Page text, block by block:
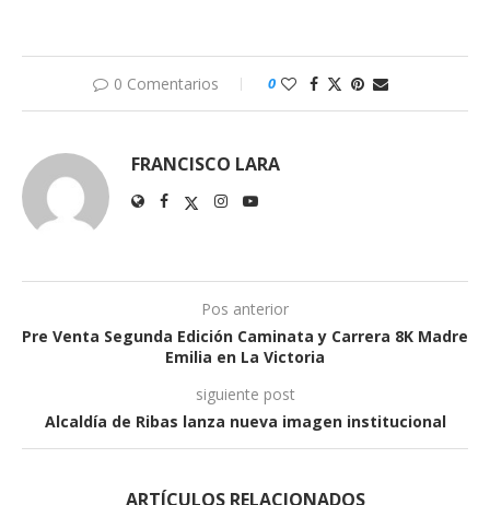
0 Comentarios 0
FRANCISCO LARA
Pos anterior
Pre Venta Segunda Edición Caminata y Carrera 8K Madre
Emilia en La Victoria
siguiente post
Alcaldía de Ribas lanza nueva imagen institucional
ARTÍCULOS RELACIONADOS